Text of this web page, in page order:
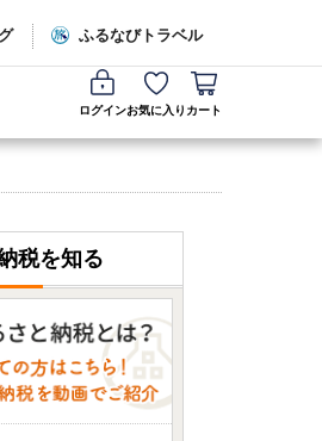
ふるなびトラベル
ログインお気に入り カート
税を知る